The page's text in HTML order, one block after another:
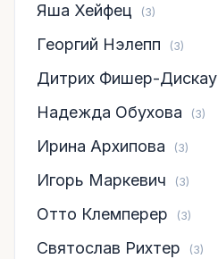
Яша Хейфец (3)
Георгий Нэлепп (3)
Дитрих Фишер-Дискау
Надежда Обухова (3)
Ирина Архипова (3)
Игорь Маркевич (3)
Отто Клемперер (3)
Святослав Рихтер (3)